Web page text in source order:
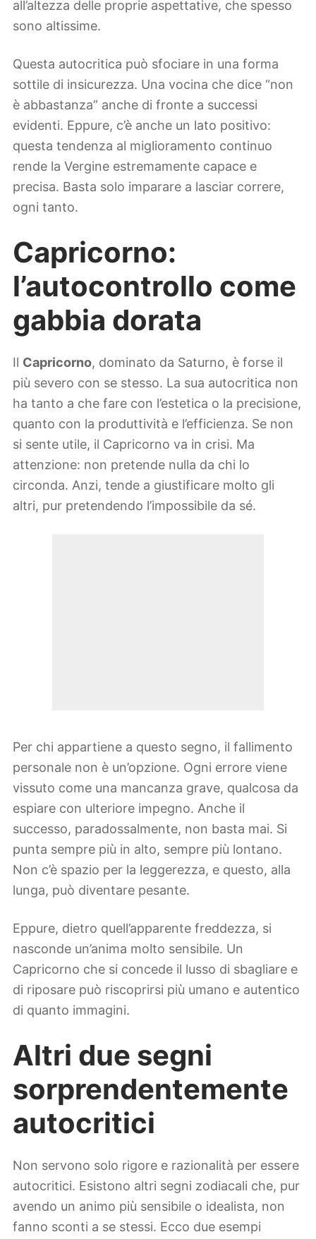
all’altezza delle proprie aspettative, che spesso
sono altissime.
Questa autocritica può sfociare in una forma
sottile di insicurezza. Una vocina che dice “non
è abbastanza” anche di fronte a successi
evidenti. Eppure, c’è anche un lato positivo:
questa tendenza al miglioramento continuo
rende la Vergine estremamente capace e
precisa. Basta solo imparare a lasciar correre,
ogni tanto.
Capricorno:
l’autocontrollo come
gabbia dorata
Il Capricorno, dominato da Saturno, è forse il
più severo con se stesso. La sua autocritica non
ha tanto a che fare con l’estetica o la precisione,
quanto con la produttività e l’efficienza. Se non
si sente utile, il Capricorno va in crisi. Ma
attenzione: non pretende nulla da chi lo
circonda. Anzi, tende a giustificare molto gli
altri, pur pretendendo l’impossibile da sé.
Per chi appartiene a questo segno, il fallimento
personale non è un’opzione. Ogni errore viene
vissuto come una mancanza grave, qualcosa da
espiare con ulteriore impegno. Anche il
successo, paradossalmente, non basta mai. Si
punta sempre più in alto, sempre più lontano.
Non c’è spazio per la leggerezza, e questo, alla
lunga, può diventare pesante.
Eppure, dietro quell’apparente freddezza, si
nasconde un’anima molto sensibile. Un
Capricorno che si concede il lusso di sbagliare e
di riposare può riscoprirsi più umano e autentico
di quanto immagini.
Altri due segni
sorprendentemente
autocritici
Non servono solo rigore e razionalità per essere
autocritici. Esistono altri segni zodiacali che, pur
avendo un animo più sensibile o idealista, non
fanno sconti a se stessi. Ecco due esempi